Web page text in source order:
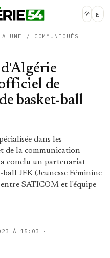
ع
UNE / COMMUNIQUÉS
de
basket-ball
dans les
de la communication
conclu un partenariat
JFK (Jeunesse Féminine
SATICOM et l'équipe
À 15:03 ·